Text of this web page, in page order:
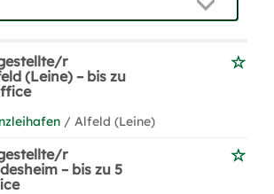
r
(Leine) – bis zu
/ Alfeld (Leine)
r
– bis zu 5